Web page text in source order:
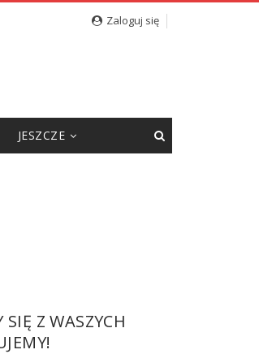
Zaloguj się
JESZCZE
Z WASZYCH